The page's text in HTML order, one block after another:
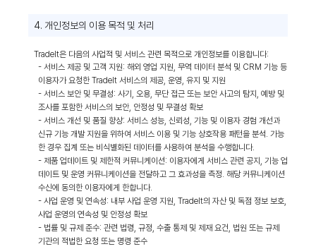
4. 개인정보의 이용 목적 및 처리
TradeIt은 다음의 사업적 및 서비스 관련 목적으로 개인정보를 이용합니다:
- 서비스 제공 및 고객 지원: 해외 영업 지원, 무역 데이터 분석 및 CRM 기능 등
이용자가 요청한 TradeIt 서비스의 제공, 운영, 유지 및 지원
- 서비스 보안 및 무결성: 사기, 오용, 무단 접근 또는 보안 사고의 탐지, 예방 및
조사를 포함한 서비스의 보안, 안정성 및 무결성 확보
- 서비스 개선 및 품질 향상: 서비스 성능, 신뢰성, 기능 및 이용자 경험 개선과
신규 기능 개발 지원을 위하여 서비스 이용 및 기능 상호작용 패턴을 분석. 가능
한 경우 집계 또는 비식별화된 데이터를 사용하여 분석을 수행합니다.
- 제품 업데이트 및 제한적 커뮤니케이션: 이용자에게 서비스 관련 공지, 기능 업
데이트 및 운영 커뮤니케이션을 전달하고 그 효과성을 측정. 해당 커뮤니케이션
수신에 동의한 이용자에게 한합니다.
- 사업 운영 및 연속성: 내부 사업 운영 지원, TradeIt의 자산 및 독점 정보 보호,
사업 운영의 연속성 및 안정성 확보
- 법률 및 규제 준수: 관련 법령, 규정, 수출 통제 및 제재 요건, 법원 또는 규제
기관의 적법한 요청 또는 명령 준수